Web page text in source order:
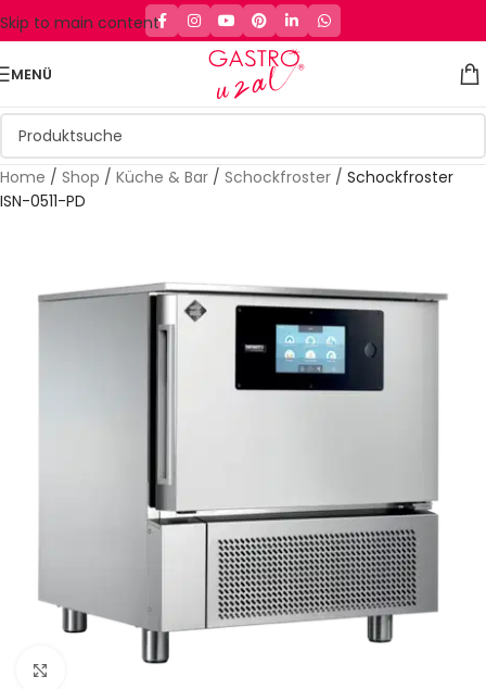
Skip to main content
MENÜ
Home / Shop / Küche & Bar / Schockfroster / Schockfroster
ISN-0511-PD
Klick zum Vergrößern